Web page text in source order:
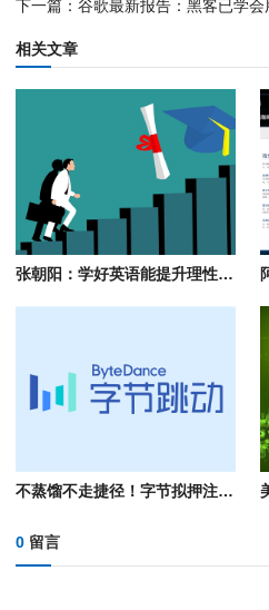
下一篇：谷歌最新报告：黑客已学会
相关文章
张朝阳：学好英语能提升理性思维 AI无法取代新闻网站因人类要看的是视角
不蒸馏不走捷径！字节拟押注5万亿参数大模型 规模超Kimi K3
0 留言